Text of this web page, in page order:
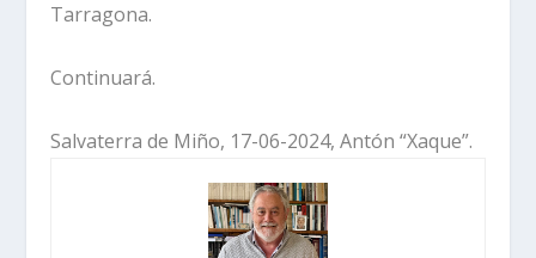
Tarragona.
Continuará.
Salvaterra de Miño, 17-06-2024, Antón “Xaque”.